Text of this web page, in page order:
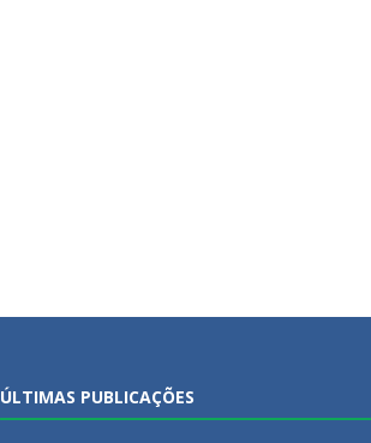
ÚLTIMAS PUBLICAÇÕES